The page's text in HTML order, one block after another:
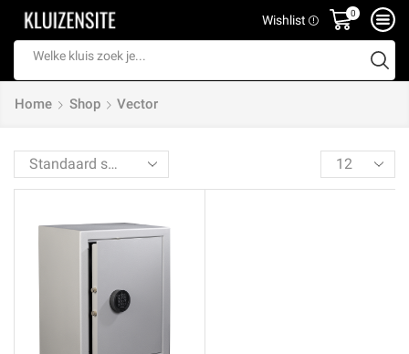
Wishlist 0
input
Home Shop Vector
Products
per